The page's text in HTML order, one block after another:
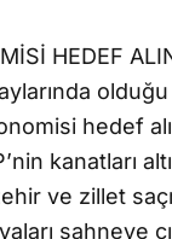
HEDEF
hedef
kanatları
ve zillet
sahneye